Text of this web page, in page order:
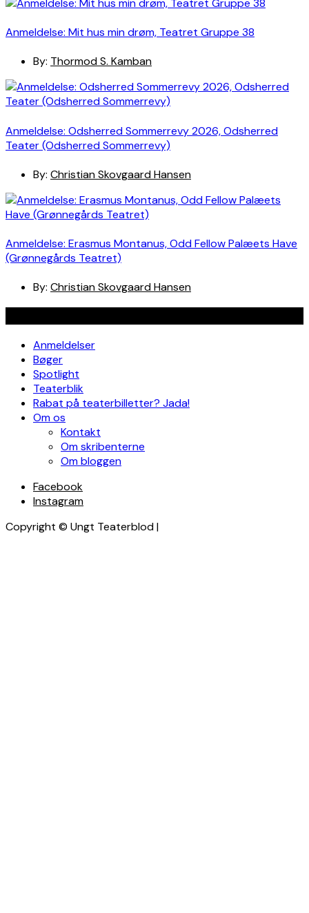
Anmeldelse: Mit hus min drøm, Teatret Gruppe 38
By: Thormod S. Kamban
Anmeldelse: Odsherred Sommerrevy 2026, Odsherred
Teater (Odsherred Sommerrevy)
By: Christian Skovgaard Hansen
Anmeldelse: Erasmus Montanus, Odd Fellow Palæets Have
(Grønnegårds Teatret)
By: Christian Skovgaard Hansen
Anmeldelser
Bøger
Spotlight
Teaterblik
Rabat på teaterbilletter? Jada!
Om os
Kontakt
Om skribenterne
Om bloggen
Facebook
Instagram
Copyright © Ungt Teaterblod |